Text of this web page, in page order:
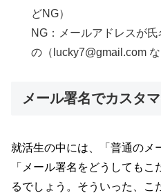
どNG）
NG：メールアドレスが
の（lucky7@gmail.com な
メール署名でカスタ
就活生の中には、「普通のメ
「メール署名をどうしても
るでしょう。そういった、こ